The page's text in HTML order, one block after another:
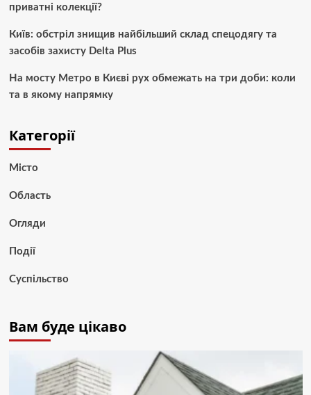
приватні колекції?
Київ: обстріл знищив найбільший склад спецодягу та
засобів захисту Delta Plus
На мосту Метро в Києві рух обмежать на три доби: коли
та в якому напрямку
Категорії
Місто
Область
Огляди
Події
Суспільство
Вам буде цікаво